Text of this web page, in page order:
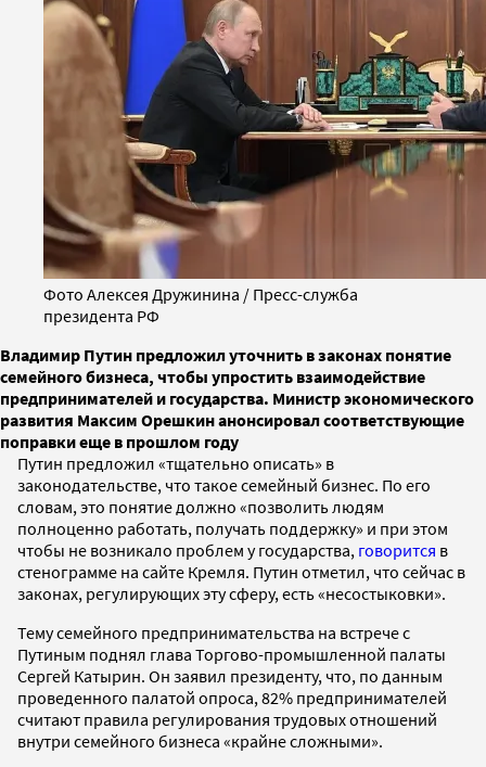
Фото Алексея Дружинина / Пресс-служба
президента РФ
Владимир Путин предложил уточнить в законах понятие
семейного бизнеса, чтобы упростить взаимодействие
предпринимателей и государства. Министр экономического
развития Максим Орешкин анонсировал соответствующие
поправки еще в прошлом году
Путин предложил «тщательно описать» в
законодательстве, что такое семейный бизнес. По его
словам, это понятие должно «позволить людям
полноценно работать, получать поддержку» и при этом
чтобы не возникало проблем у государства, говорится в
стенограмме на сайте Кремля. Путин отметил, что сейчас в
законах, регулирующих эту сферу, есть «несостыковки».
Тему семейного предпринимательства на встрече с
Путиным поднял глава Торгово-промышленной палаты
Сергей Катырин. Он заявил президенту, что, по данным
проведенного палатой опроса, 82% предпринимателей
считают правила регулирования трудовых отношений
внутри семейного бизнеса «крайне сложными».